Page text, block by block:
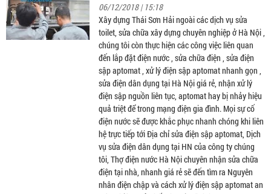
06/12/2018 | 15:18
Xây dựng Thái Sơn Hải ngoài các dịch vụ sửa
toilet, sửa chữa xây dựng chuyên nghiệp ở Hà Nội ,
chúng tôi còn thực hiện các công việc liên quan
đến lắp đặt điện nước , sửa chữa điện , sửa điện
sập aptomat , xử lý điện sập aptomat nhanh gọn ,
sửa điện dân dụng tại Hà Nội giá rẻ, nhận xử lý
điện sập nguồn liên tục, aptomat hay bị nhảy hiệu
quả triệt để trong mạng điện gia đình. Mọi sự cố
điện nước sẽ được khắc phục nhanh chóng khi liên
hệ trực tiếp tới Địa chỉ sửa điện sập aptomat, Dịch
vụ sửa điện dân dụng tại HN của công ty chúng
tôi, Thợ điện nước Hà Nội chuyên nhận sửa chữa
điện tại nhà, nhanh giá rẻ sẽ đến tìm ra Nguyên
nhân điện chập và cách xử lý điện sập aptomat an